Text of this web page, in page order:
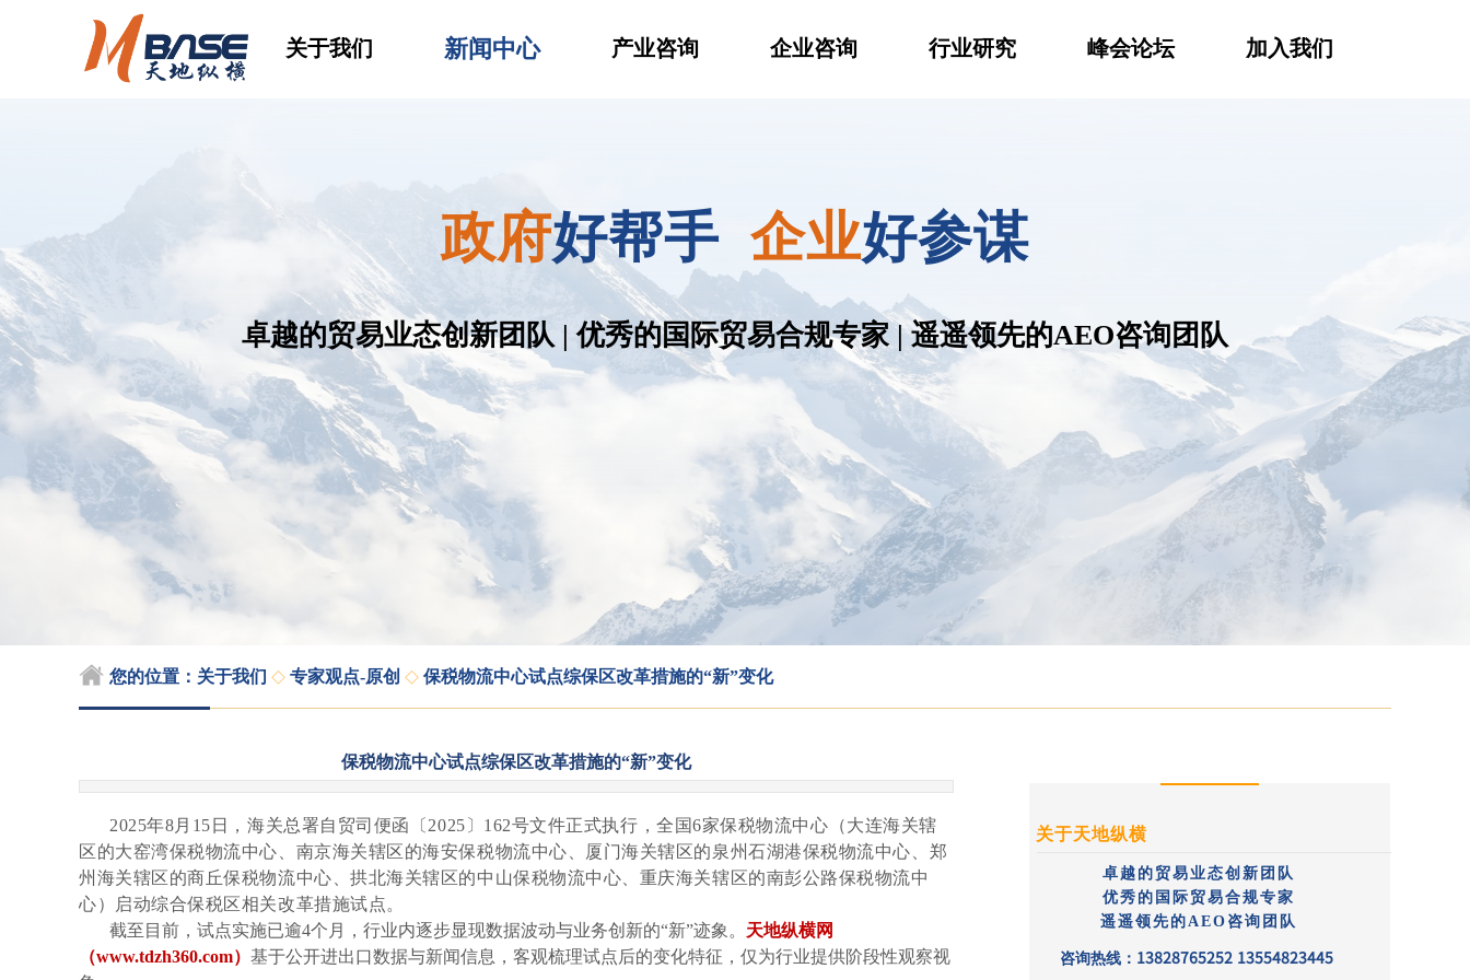
关于我们 新闻中心 产业咨询 企业咨询 行业研究 峰会论坛 加入我们
政府好帮手 企业好参谋
卓越的贸易业态创新团队 | 优秀的国际贸易合规专家 | 遥遥领先的AEO咨询团队
您的位置： 关于我们 ◇ 专家观点-原创 ◇ 保税物流中心试点综保区改革措施的“新”变化
保税物流中心试点综保区改革措施的“新”变化
2025年8月15日，海关总署自贸司便函〔2025〕162号文件正式执行，全国6家保税物流中心（大连海关辖
区的大窑湾保税物流中心、南京海关辖区的海安保税物流中心、厦门海关辖区的泉州石湖港保税物流中心、郑
州海关辖区的商丘保税物流中心、拱北海关辖区的中山保税物流中心、重庆海关辖区的南彭公路保税物流中
心）启动综合保税区相关改革措施试点。
截至目前，试点实施已逾4个月，行业内逐步显现数据波动与业务创新的“新”迹象。 天地纵横网
（www.tdzh360.com） 基于公开进出口数据与新闻信息，客观梳理试点后的变化特征，仅为行业提供阶段性观察视
关于天地纵横
卓越的贸易业态创新团队
优秀的国际贸易合规专家
遥遥领先的AEO 咨询团队
咨询热线： 13828765252 13554823445